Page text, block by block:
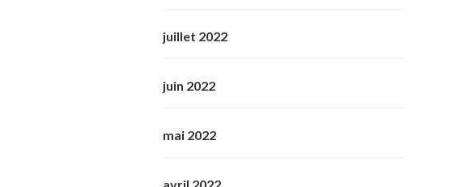
juillet 2022
juin 2022
mai 2022